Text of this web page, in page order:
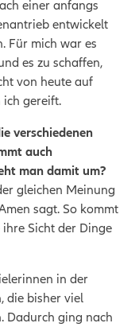
einer anfangs
entwickelt
Für mich war es
es zu schaffen,
von heute auf
gereift.
verschiedenen
auch
man damit um?
gleichen Meinung
sagt. So kommt
Sicht der Dinge
in der
die bisher viel
Dadurch ging nach